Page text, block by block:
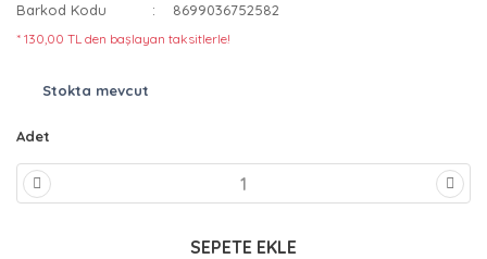
Barkod Kodu
8699036752582
* 130,00 TL den başlayan taksitlerle!
Stokta mevcut
Adet
SEPETE EKLE